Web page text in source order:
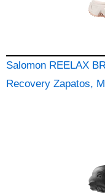
Salomon REELAX
Recovery Zapatos,